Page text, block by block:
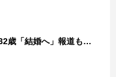
歳「結婚へ」報道も…